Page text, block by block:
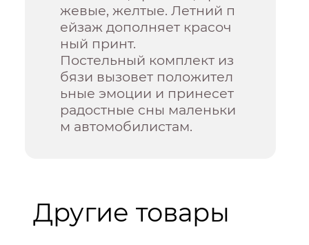
жевые, желтые. Летний п
ейзаж дополняет красоч
ный принт.
Постельный комплект из
бязи вызовет положител
ьные эмоции и принесет
радостные сны маленьки
м автомобилистам.
Другие товары